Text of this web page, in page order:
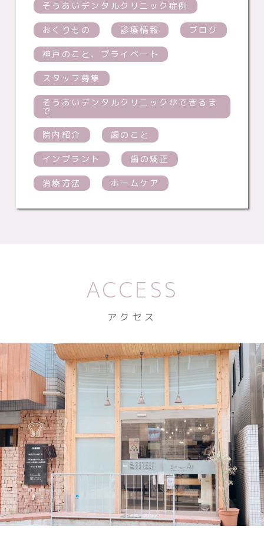
そうあいデンタルクリニック症例
おくりもの 診療情報 ブログ
神戸のこと、プライベート
スタッフ募集
そうあいデンタルクリニックができるま
で
院内紹介 歯のこと
インプラント 歯の矯正
治療方法 ホームケア
ACCESS
アクセス